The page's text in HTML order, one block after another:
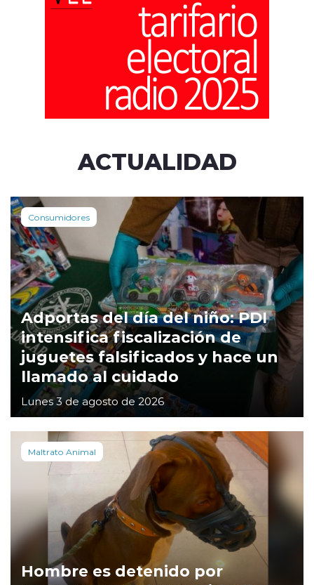
ACTUALIDAD
Consumidores
Adportas del día del niño: PDI
intensifica fiscalización de
juguetes falsificados y hace un
llamado al cuidado
Lunes 3 de agosto de 2026
Maltrato Animal
Hombre es detenido por